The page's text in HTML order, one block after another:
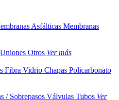
Asfálticas Membranas
Otros Ver más
Fibra Vidrio Chapas Policarbonato
/ Sobrepasos Válvulas Tubos Ver